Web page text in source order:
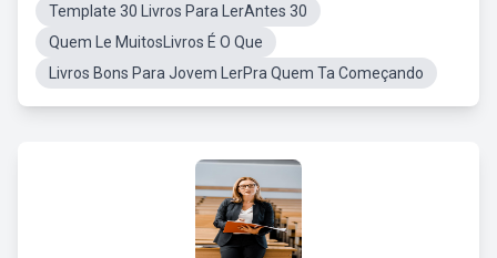
Template 30 Livros Para LerAntes 30
Quem Le MuitosLivros É O Que
Livros Bons Para Jovem LerPra Quem Ta Começando